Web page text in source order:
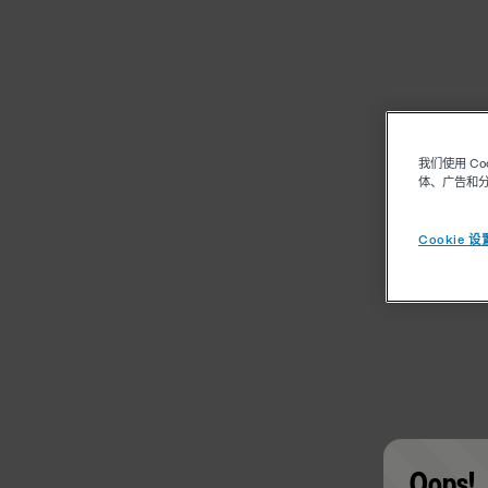
我们使用
体、广告和
Cookie 设